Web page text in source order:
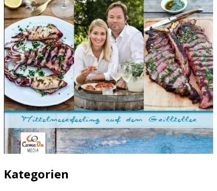
Kategorien